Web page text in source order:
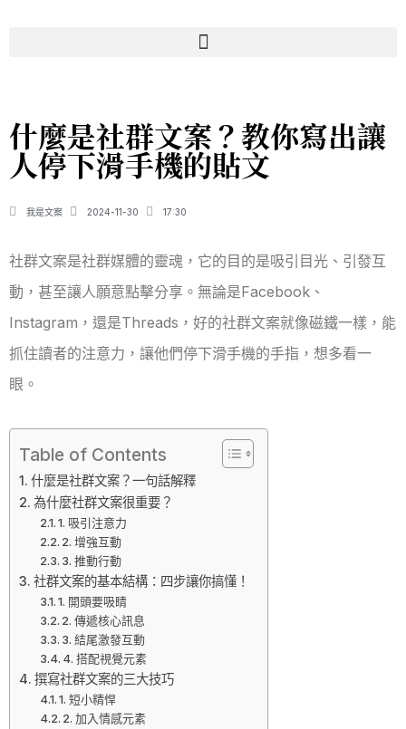
什麼是社群文案？教你寫出讓
人停下滑手機的貼文
我是文案 2024-11-30 17:30
社群文案是社群媒體的靈魂，它的目的是吸引目光、引發互
動，甚至讓人願意點擊分享。無論是Facebook、
Instagram，還是Threads，好的社群文案就像磁鐵一樣，能
抓住讀者的注意力，讓他們停下滑手機的手指，想多看一
眼。
Table of Contents
什麼是社群文案？一句話解釋
為什麼社群文案很重要？
1. 吸引注意力
2. 增強互動
3. 推動行動
社群文案的基本結構：四步讓你搞懂！
1. 開頭要吸睛
2. 傳遞核心訊息
3. 結尾激發互動
4. 搭配視覺元素
撰寫社群文案的三大技巧
1. 短小精悍
2. 加入情感元素